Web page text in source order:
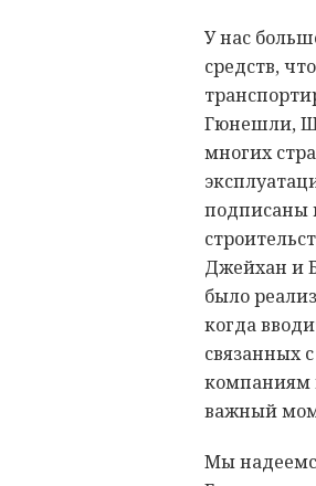
У нас
средств,
Гюнешли,
многих
подписаны
Джейхан и
было
когда
связанных
компаниям
важный
Мы